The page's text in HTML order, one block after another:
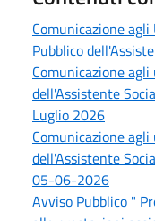
Comunicazione
Pubblico
Comunicazione
dell'Assistente
Luglio 2026
Comunicazione
dell'Assistente
05-06-2026
Avviso Pubblico "